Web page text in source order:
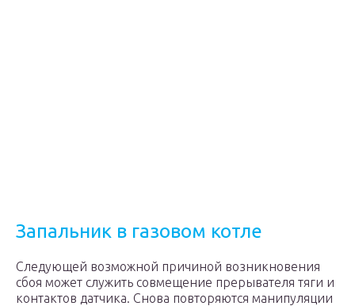
Запальник в газовом котле
Следующей возможной причиной возникновения
сбоя может служить совмещение прерывателя тяги и
контактов датчика. Снова повторяются манипуляции